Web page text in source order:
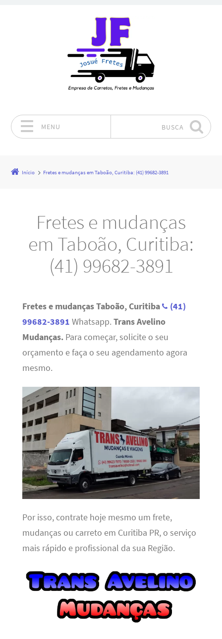
MENU BUSCA
Início Fretes e mudanças em Taboão, Curitiba: (41) 99682-3891
Fretes e mudanças
em Taboão, Curitiba:
(41) 99682-3891
Fretes e mudanças Taboão, Curitiba
(41)
99682-3891 Whatsapp. Trans Avelino
Mudanças.Para começar, solicite o seu
orçamento e faça o seu agendamento agora
mesmo.
Por isso, contrate hoje mesmo um frete,
mudanças ou carreto em Curitiba PR, o serviço
mais rápido e profissional da sua Região.